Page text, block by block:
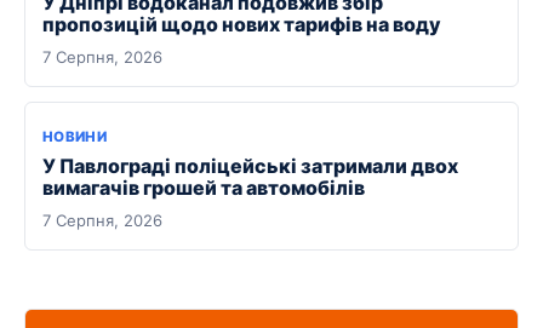
пропозицій щодо нових тарифів на воду
7 Серпня, 2026
НОВИНИ
У Павлограді поліцейські затримали двох
вимагачів грошей та автомобілів
7 Серпня, 2026